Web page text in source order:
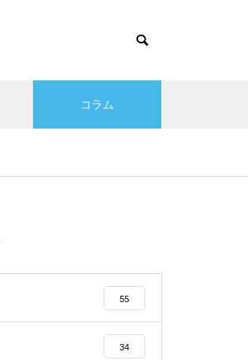
コラム
55
34